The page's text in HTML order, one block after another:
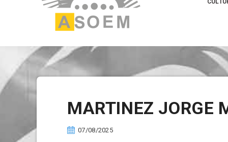
MARTINEZ JORGE
07/08/2025